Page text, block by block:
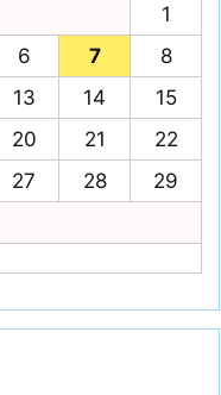
1
6 7
8
13 14
15
20 21
22
27 28
29